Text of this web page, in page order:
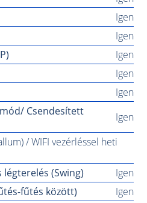
Igen
Igen
Igen
Igen
Igen
Csendesített
Igen
/ WIFI vezérléssel heti
(Swing)
Igen
fűtés között)
Igen